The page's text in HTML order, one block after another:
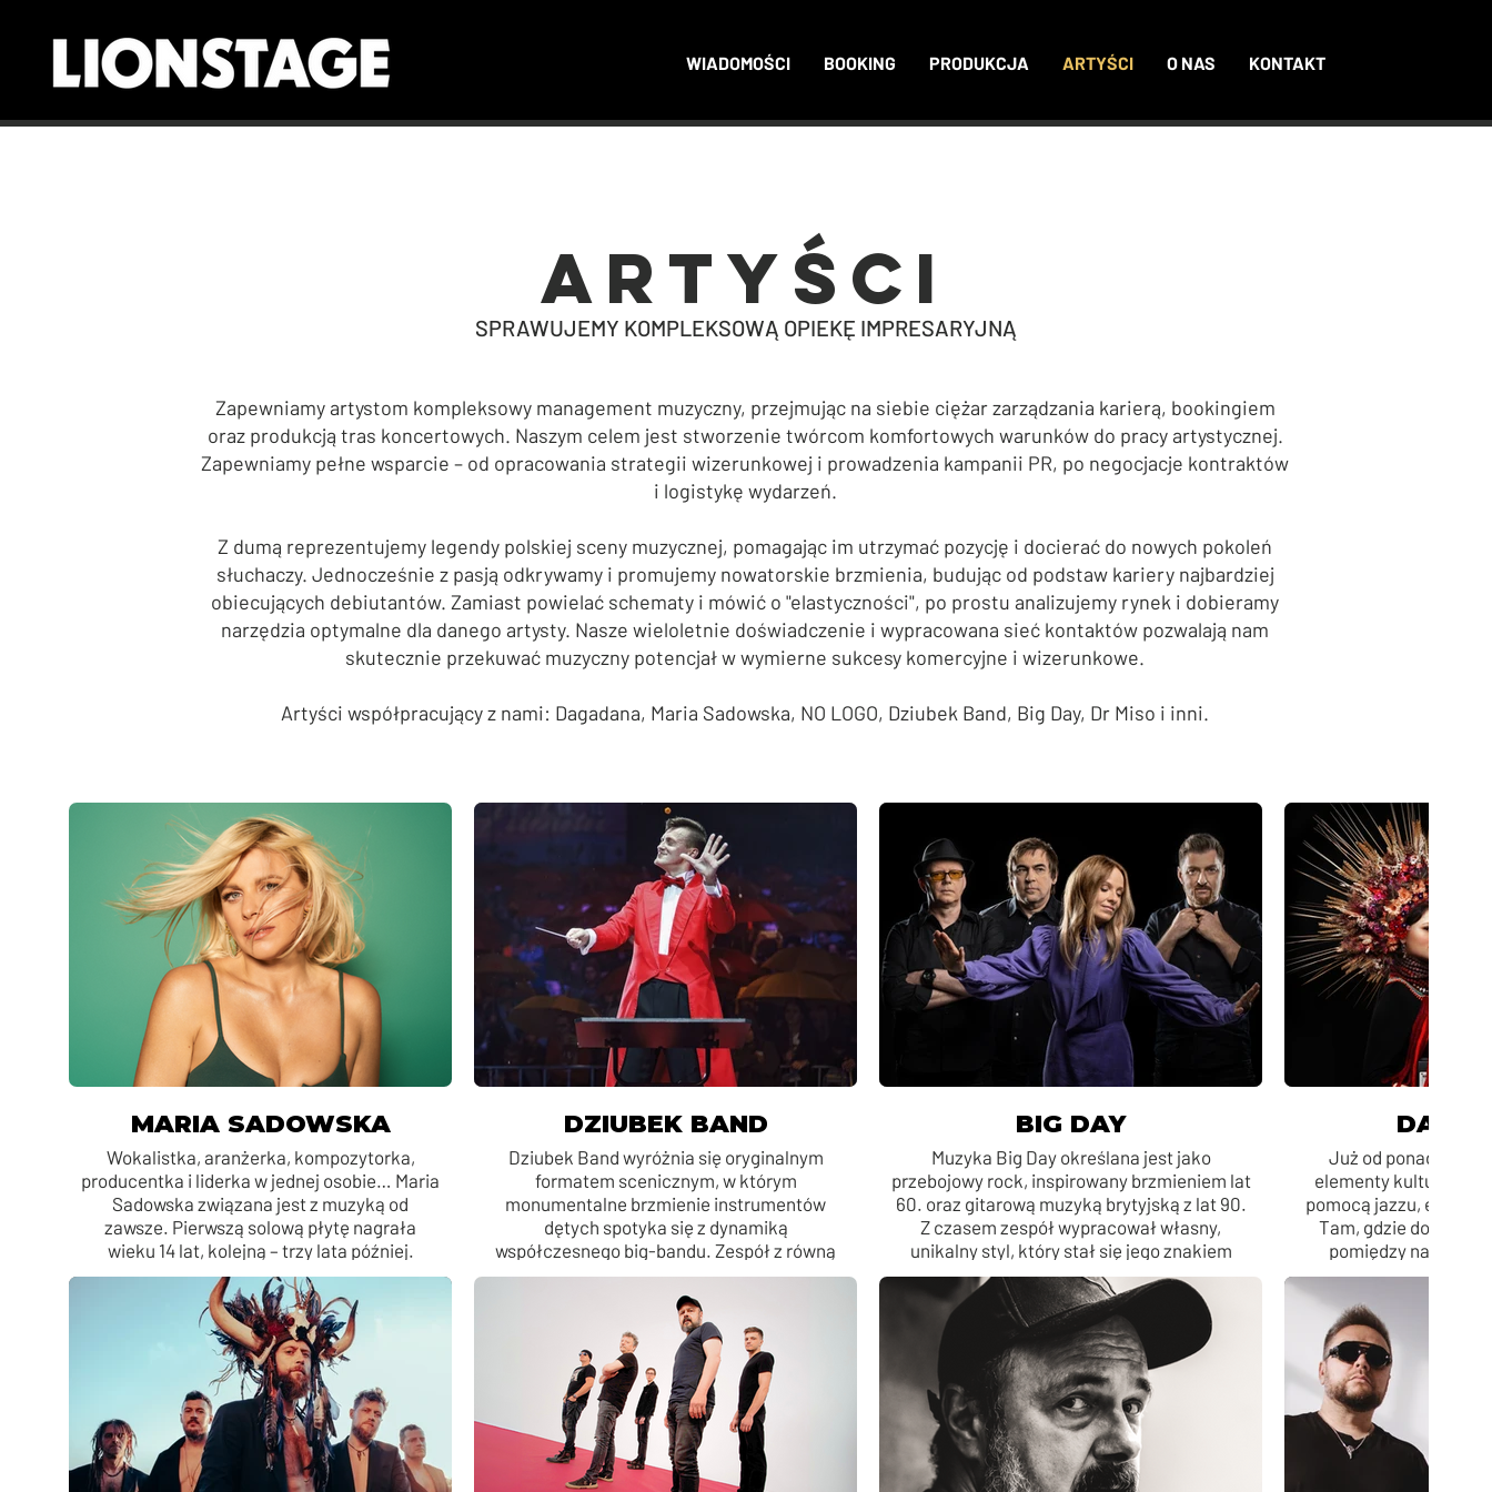
WIADOMOŚCI BOOKING PRODUKCJA ARTYŚCI O NAS KONTAKT
ARTYŚCI
​SPRAWUJEMY KOMPLEKSOWĄ OPIEKĘ IMPRESARYJNĄ
Zapewniamy artystom kompleksowy management muzyczny, przejmując na siebie ciężar zarządzania karierą, bookingiem
oraz produkcją tras koncertowych. Naszym celem jest stworzenie twórcom komfortowych warunków do pracy artystycznej.
Zapewniamy pełne wsparcie – od opracowania strategii wizerunkowej i prowadzenia kampanii PR, po negocjacje kontraktów
i logistykę wydarzeń.
Z dumą reprezentujemy legendy polskiej sceny muzycznej, pomagając im utrzymać pozycję i docierać do nowych pokoleń
słuchaczy. Jednocześnie z pasją odkrywamy i promujemy nowatorskie brzmienia, budując od podstaw kariery najbardziej
obiecujących debiutantów. Zamiast powielać schematy i mówić o "elastyczności", po prostu analizujemy rynek i dobieramy
narzędzia optymalne dla danego artysty. Nasze wieloletnie doświadczenie i wypracowana sieć kontaktów pozwalają nam
skutecznie przekuwać muzyczny potencjał w wymierne sukcesy komercyjne i wizerunkowe.
Artyści współpracujący z nami: Dagadana, Maria Sadowska, NO LOGO, Dziubek Band, Big Day, Dr Miso i inni.
MARIA SADOWSKA
Wokalistka, aranżerka, kompozytorka,
producentka i liderka w jednej osobie… Maria
Sadowska związana jest z muzyką od
zawsze. Pierwszą solową płytę nagrała
wieku 14 lat, kolejną – trzy lata później.
Wydała dwa albumy w Japonii.
W lutym 2004 roku ukazał się jej pierwszy
polski „dorosły” krążek, na którym mogliśmy
usłyszeć połączenie poezji Marii
Pawlikowskiej-Jasnorzewskiej z
nowoczesną muzyką klubową i jazzem.
DZIUBEK BAND
Dziubek Band wyróżnia się oryginalnym
formatem scenicznym, w którym
monumentalne brzmienie instrumentów
dętych spotyka się z dynamiką
współczesnego big-bandu. Zespół z równą
swobodą porusza się między muzyką
filmową, jazzem, popem, funky, disco, hip-
hopem i nowoczesnymi brzmieniami
elektronicznymi, prezentując autorskie
aranżacje, które nadają znanym utworom
nową, spektakularną formę.
BIG DAY
Muzyka Big Day określana jest jako
przebojowy rock, inspirowany brzmieniem lat
60. oraz gitarową muzyką brytyjską z lat 90.
Z czasem zespół wypracował własny,
unikalny styl, który stał się jego znakiem
rozpoznawczym.
Już od ponad 16 lat
elementy kultury
pomocą jazzu,
Tam, gdzie dociera,
pomiędzy
udowadniając, że
zapoczątkowuje
przygodę, wymianę